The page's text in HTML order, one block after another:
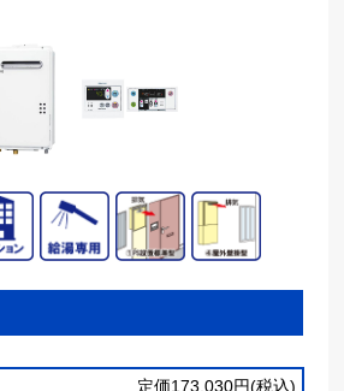
定価173,030円(税込)